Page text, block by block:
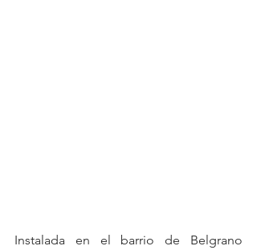
Instalada en el barrio de Belgrano